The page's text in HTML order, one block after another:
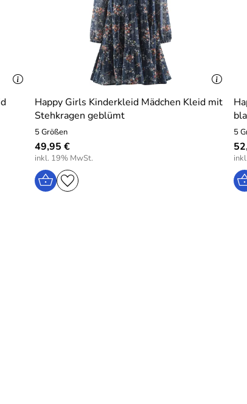
Happy Girls Kinderkleid Mädchen Kleid mit
Stehkragen geblümt
5 Größen
49,95 €
inkl. 19% MwSt.
5